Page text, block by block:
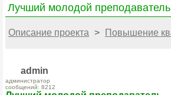
Лучший молодой преподаватель
Описание проекта > Повышение
admin
администратор
сообщений: 8212